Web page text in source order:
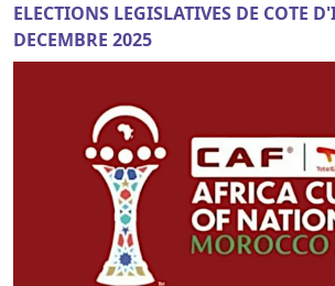
ELECTIONS LEGISLATIVES DE COTE
DECEMBRE 2025